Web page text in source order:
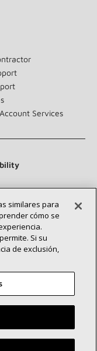
Services
Site Map
similares para
cómo se
Si su
de exclusión,